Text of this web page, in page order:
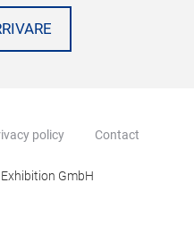
policy Contact
GmbH